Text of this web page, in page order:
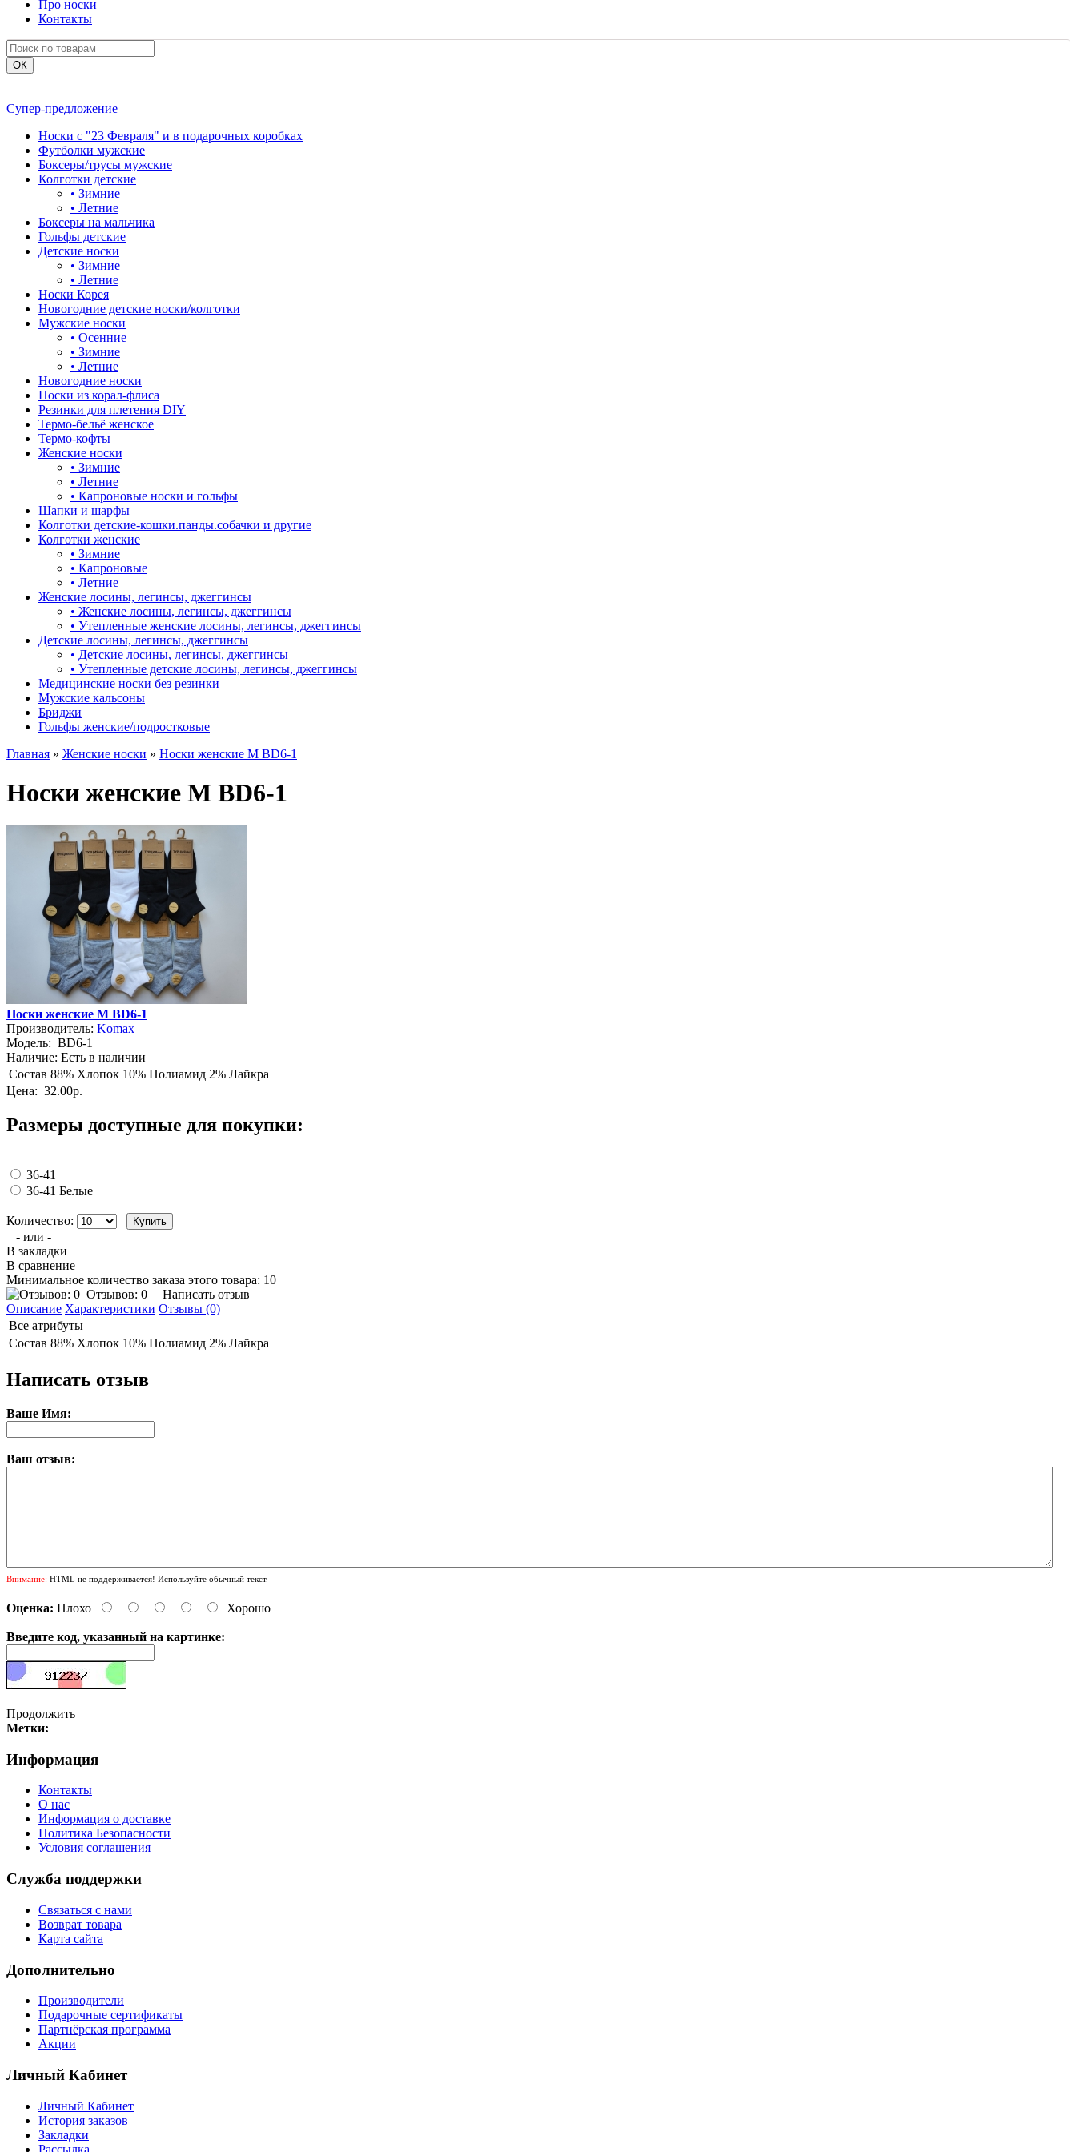
Про носки
Контакты
Супер-предложение
Носки с "23 Февраля" и в подарочных коробках
Футболки мужские
Боксеры/трусы мужские
Колготки детские
• Зимние
• Летние
Боксеры на мальчика
Гольфы детские
Детские носки
• Зимние
• Летние
Носки Корея
Новогодние детские носки/колготки
Мужские носки
• Осенние
• Зимние
• Летние
Новогодние носки
Носки из корал-флиса
Резинки для плетения DIY
Термо-бельё женское
Термо-кофты
Женские носки
• Зимние
• Летние
• Капроновые носки и гольфы
Шапки и шарфы
Колготки детские-кошки.панды.собачки и другие
Колготки женские
• Зимние
• Капроновые
• Летние
Женские лосины, легинсы, джеггинсы
• Женские лосины, легинсы, джеггинсы
• Утепленные женские лосины, легинсы, джеггинсы
Детские лосины, легинсы, джеггинсы
• Детские лосины, легинсы, джеггинсы
• Утепленные детские лосины, легинсы, джеггинсы
Медицинские носки без резинки
Мужские кальсоны
Бриджи
Гольфы женские/подростковые
Главная » Женские носки » Носки женские М BD6-1
Носки женские М BD6-1
Носки женские М BD6-1
Производитель: Komax
Модель: BD6-1
Наличие: Есть в наличии
Состав 88% Хлопок 10% Полиамид 2% Лайкра
Цена: 32.00р.
Размеры доступные для покупки:
36-41
36-41 Белые
Количество:
- или -
В закладки
В сравнение
Минимальное количество заказа этого товара: 10
Отзывов: 0 | Написать отзыв
Описание Характеристики Отзывы (0)
Все атрибуты
Состав 88% Хлопок 10% Полиамид 2% Лайкра
Написать отзыв
Ваше Имя:
Ваш отзыв:
Внимание: HTML не поддерживается! Используйте обычный текст.
Оценка: Плохо Хорошо
Введите код, указанный на картинке:
Продолжить
Метки:
Информация
Контакты
О нас
Информация о доставке
Политика Безопасности
Условия соглашения
Служба поддержки
Связаться с нами
Возврат товара
Карта сайта
Дополнительно
Производители
Подарочные сертификаты
Партнёрская программа
Акции
Личный Кабинет
Личный Кабинет
История заказов
Закладки
Рассылка